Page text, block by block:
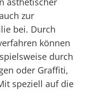
zur
bei. Durch
können
durch
oder Graffiti,
speziell auf die